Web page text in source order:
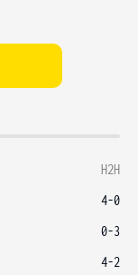
H2H
4-0
0-3
4-2